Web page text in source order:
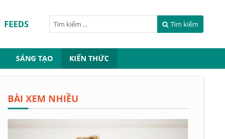
FEEDS Tìm kiếm
SÁNG TẠO KIẾN THỨC
BÀI XEM NHIỀU